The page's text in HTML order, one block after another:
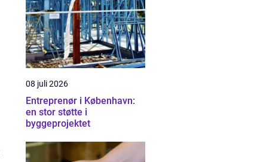
08 juli 2026
Entreprenør i København:
en stor støtte i
byggeprojektet